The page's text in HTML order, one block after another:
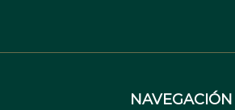
NAVEGACIÓN